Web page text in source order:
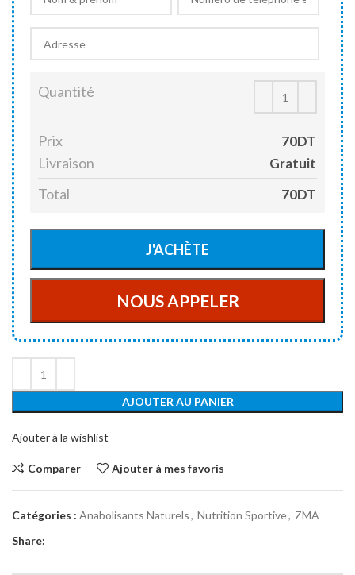
Quantité
Prix 70DT
Livraison Gratuit
Total 70DT
AJOUTER AU PANIER
Ajouter à la wishlist
Comparer Ajouter à mes favoris
Catégories : Anabolisants Naturels, Nutrition Sportive, ZMA
Share: